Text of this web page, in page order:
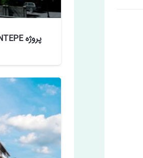
پروژه SÜLÜNTEPE (سولون تپه) پندیک